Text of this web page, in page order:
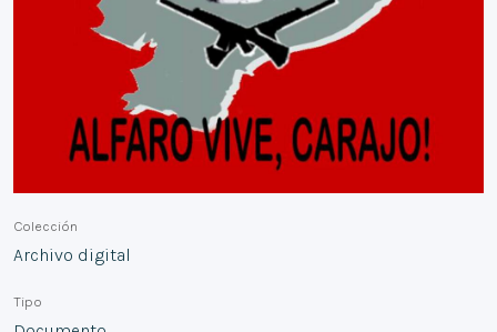
Colección
Archivo digital
Tipo